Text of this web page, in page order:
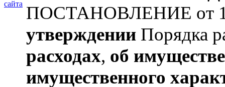
сайта ПОСТАНОВЛЕНИЕ от
утверждении Порядка
расходах, об
имущественного